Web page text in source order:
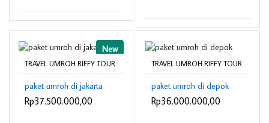
New
TRAVEL UMROH RIFFY TOUR
paket umroh di jakarta
Rp37.500.000,00
TRAVEL UMROH RIFFY TOUR
paket umroh di depok
Rp36.000.000,00